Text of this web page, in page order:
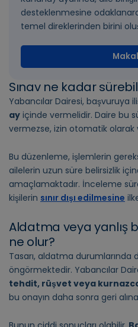
desteklenmesine
temel direklerinden birini
Sınav ne kadar
Yabancılar Dairesi, başvuruya
ay içinde vermelidir. Daire bu
vermezse, izin otomatik olarak
Bu düzenleme, işlemlerin
ailelerin uzun süre belirsizlik
amaçlamaktadır. İnceleme
kişilerin sınır dışı edilmesine
Aldatma veya yanlış
ne olur?
Tasarı, aldatma durumlarında
öngörmektedir. Yabancılar
tehdit, rüşvet veya
bu onayın daha sonra geri